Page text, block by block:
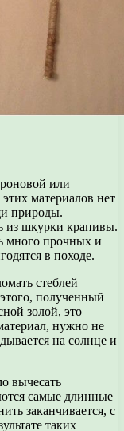
или
материалов нет
природы.
из шкурки крапивы.
много прочных и
в походе.
стеблей
полученный
золой, это
нужно не
на солнце и
вычесать
самые длинные
заканчивается, с
таких